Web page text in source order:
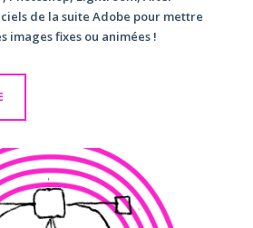
de la suite Adobe pour mettre
images fixes ou animées !